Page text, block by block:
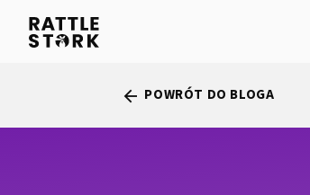
arrow_back POWRÓT DO BLOGA